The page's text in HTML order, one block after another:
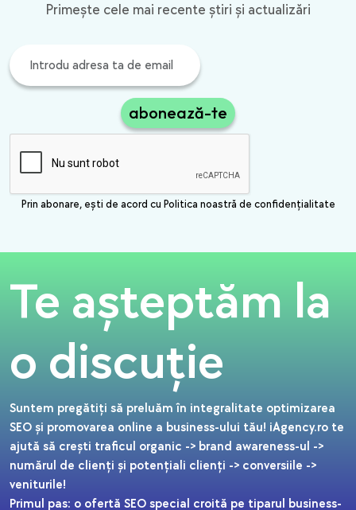
Primește cele mai recente știri și actualizări
abonează-te
Prin abonare, ești de acord cu Politica noastră de confidențialitate
Te așteptăm la
o discuție
Suntem pregătiți să preluăm în integralitate optimizarea
SEO și promovarea online a business-ului tău! iAgency.ro te
ajută să crești traficul organic -> brand awareness-ul ->
numărul de clienți și potențiali clienți -> conversiile ->
veniturile!
Primul pas: o ofertă SEO special croită pe tiparul business-